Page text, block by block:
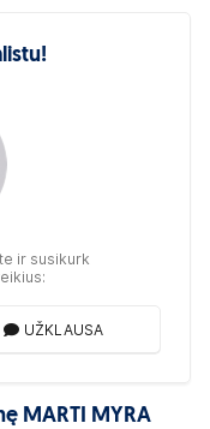
ir susikurk
UŽKLAUSA
MARTI MYRA